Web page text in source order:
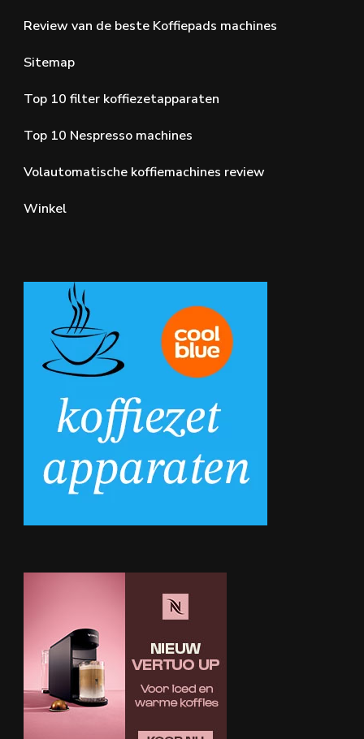
Review van de beste Koffiepads machines
Sitemap
Top 10 filter koffiezetapparaten
Top 10 Nespresso machines
Volautomatische koffiemachines review
Winkel